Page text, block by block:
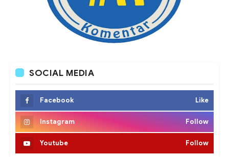
SOCIAL MEDIA
Facebook Like
Instagram Follow
Youtube Follow